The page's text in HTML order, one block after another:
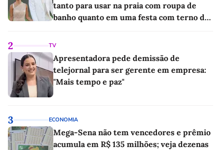
tanto para usar na praia com roupa de
banho quanto em uma festa com terno de
2 TV
Apresentadora pede demissão de
telejornal para ser gerente em empresa:
"Mais tempo e paz"
3 ECONOMIA
Mega-Sena não tem vencedores e prêmio
acumula em R$ 135 milhões; veja dezenas